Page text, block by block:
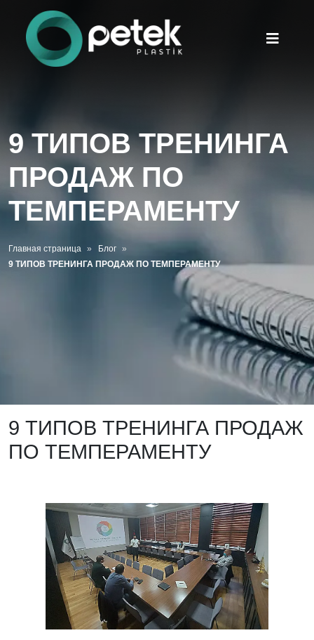
9 ТИПОВ ТРЕНИНГА
ПРОДАЖ ПО
ТЕМПЕРАМЕНТУ
Главная страница
Блог
9 ТИПОВ ТРЕНИНГА ПРОДАЖ ПО ТЕМПЕРАМЕНТУ
9 ТИПОВ ТРЕНИНГА ПРОДАЖ
ПО ТЕМПЕРАМЕНТУ